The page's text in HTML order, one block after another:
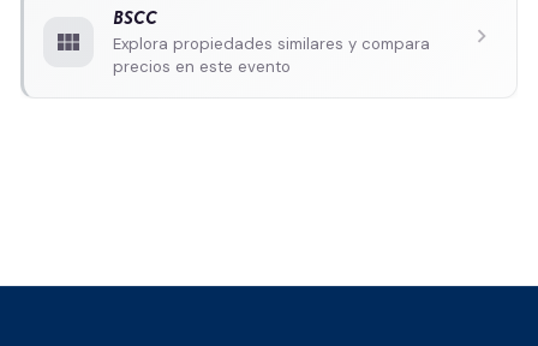
view_module
BSCC
Explora propiedades similares y compara
precios en este evento
chevron_right